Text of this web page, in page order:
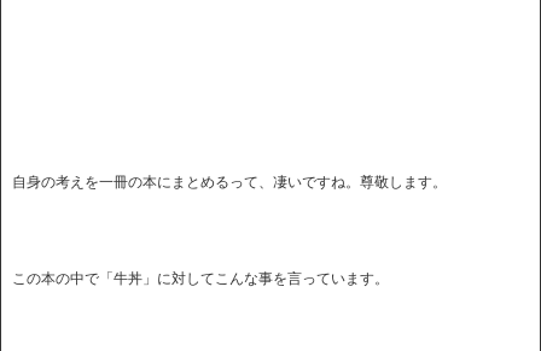
自身の考えを一冊の本にまとめるって、凄いですね。尊敬します。
この本の中で「牛丼」に対してこんな事を言っています。